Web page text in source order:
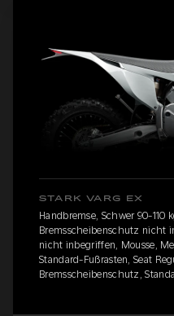
STARK VARG EX
Handbremse, Schwer 90-110
Bremsscheibenschutz nicht
nicht inbegriffen, Mousse,
Standard-Fußrasten, Seat
Bremsscheibenschutz,